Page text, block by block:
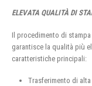
ELEVATA QUALITÀ DI
Il procedimento di
garantisce la qualità più
caratteristiche principali:
Trasferimento di